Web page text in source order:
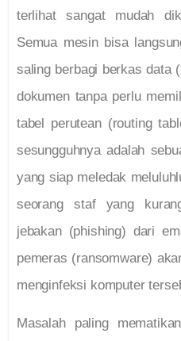
terlihat sangat mudah
Semua mesin bisa
saling berbagi berkas data
dokumen tanpa perlu
tabel perutean (routing
sesungguhnya adalah
yang siap meledak
seorang staf yang
jebakan (phishing) dari
pemeras (ransomware)
menginfeksi komputer
Masalah paling